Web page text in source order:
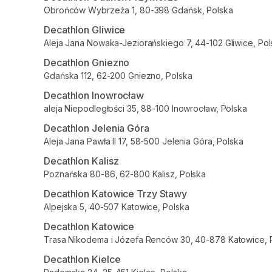
Obrońców Wybrzeża 1, 80-398 Gdańsk, Polska
Decathlon Gliwice
Aleja Jana Nowaka-Jeziorańskiego 7, 44-102 Gliwice,
Decathlon Gniezno
Gdańska 112, 62-200 Gniezno, Polska
Decathlon Inowrocław
aleja Niepodległości 35, 88-100 Inowrocław, Polska
Decathlon Jelenia Góra
Aleja Jana Pawła II 17, 58-500 Jelenia Góra, Polska
Decathlon Kalisz
Poznańska 80-86, 62-800 Kalisz, Polska
Decathlon Katowice Trzy Stawy
Alpejska 5, 40-507 Katowice, Polska
Decathlon Katowice
Trasa Nikodema i Józefa Renców 30, 40-878 Katowice,
Decathlon Kielce